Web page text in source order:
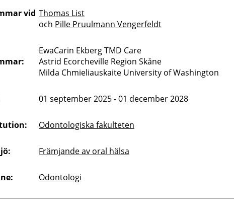
vid Thomas List
och Pille Pruulmann Vengerfeldt
EwaCarin Ekberg TMD Care
Astrid Ecorcheville Region Skåne
Milda Chmieliauskaite University of Washington
01 september 2025 - 01 december 2028
Odontologiska fakulteten
Främjande av oral hälsa
Odontologi